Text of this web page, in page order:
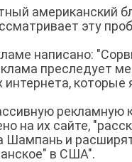
американский
эту
написано:
преследует
интернета,
рекламную
на их сайте,
Шампань и
в США".